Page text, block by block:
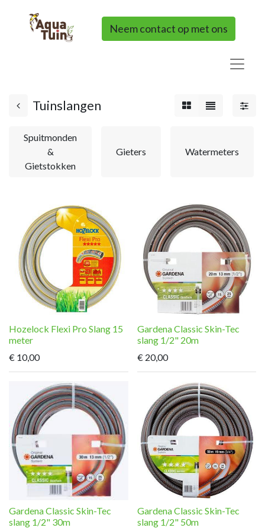
Neem contact op met ons
Tuinslangen
Spuitmonden
&
Gietstokken
Gieters Watermeters
Hozelock Flexi Pro Slang 15
meter
€ 10,00
Gardena Classic Skin-Tec
slang 1/2" 20m
€ 20,00
Gardena Classic Skin-Tec
slang 1/2" 30m
Gardena Classic Skin-Tec
slang 1/2" 50m